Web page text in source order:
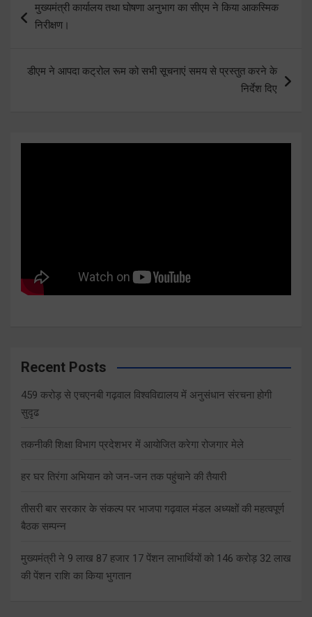
navigation
मुख्यमंत्री कार्यालय तथा घोषणा अनुभाग का सीएम ने किया आकस्मिक
निरीक्षण।
डीएम ने आपदा कट्रोल रूम को सभी सूचनाएं समय से प्रस्तुत करने के
निर्देश दिए
Recent Posts
459 करोड़ से एचएनबी गढ़वाल विश्वविद्यालय में अनुसंधान संरचना होगी
सुदृढ
तकनीकी शिक्षा विभाग प्रदेशभर में आयोजित करेगा रोजगार मेले
हर घर तिरंगा अभियान को जन-जन तक पहुंचाने की तैयारी
तीसरी बार सरकार के संकल्प पर भाजपा गढ़वाल मंडल अध्यक्षों की महत्वपूर्ण
बैठक सम्पन्न
मुख्यमंत्री ने 9 लाख 87 हजार 17 पेंशन लाभार्थियों को 146 करोड़ 32 लाख
की पेंशन राशि का किया भुगतान